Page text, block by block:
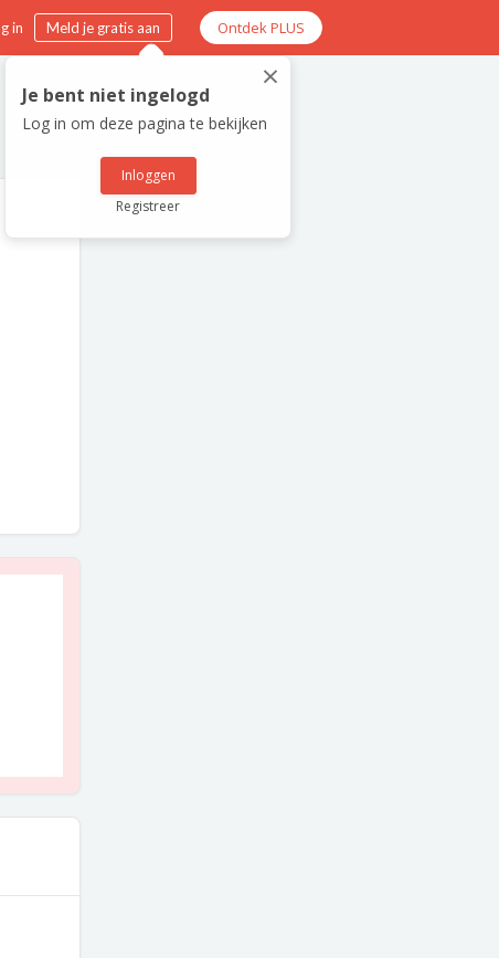
in Meld je gratis aan Ontdek PLUS
×
Je bent niet ingelogd
Log in om deze pagina te bekijken
Inloggen
Registreer